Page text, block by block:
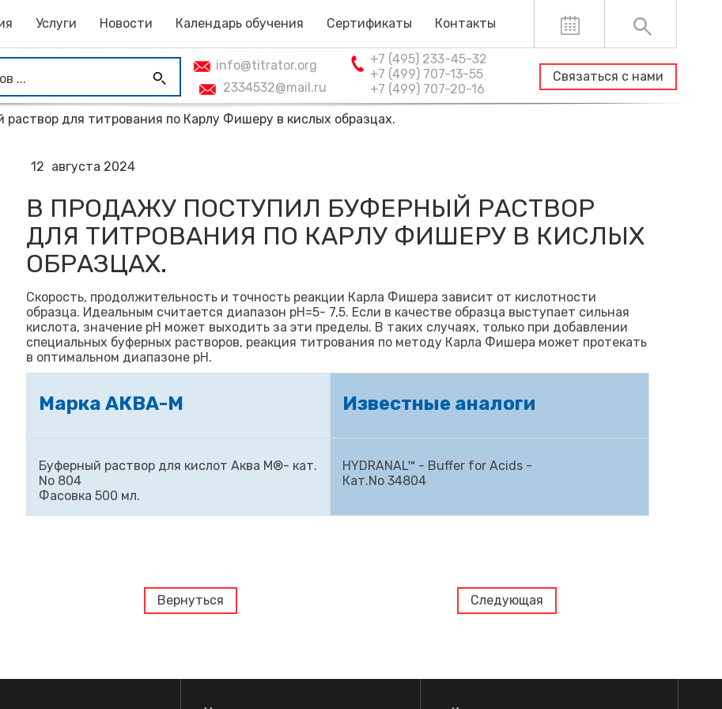
info@titrator.org
+7 (495) 233-45-32
+7 (499) 707-13-55
+7 (499) 707-20-16
2334532@mail.ru
Связаться с нами
Услуги Новости Календарь обучения Сертификаты Контакты
для титрования по Карлу Фишеру в кислых образцах.
12 августа 2024
В ПРОДАЖУ ПОСТУПИЛ БУФЕРНЫЙ РАСТВОР
ДЛЯ ТИТРОВАНИЯ ПО КАРЛУ ФИШЕРУ В КИСЛЫХ
ОБРАЗЦАХ.
Скорость, продолжительность и точность реакции Карла Фишера зависит от кислотности
образца. Идеальным считается диапазон рН=5- 7,5. Если в качестве образца выступает сильная
кислота, значение pH может выходить за эти пределы. В таких случаях, только при добавлении
специальных буферных растворов, реакция титрования по методу Карла Фишера может протекать
в оптимальном диапазоне pH.
Марка АКВА-М Известные аналоги
Буферный раствор для кислот Аква М®- кат.
No 804
Фасовка 500 мл.
HYDRANAL™ - Buffer for Acids -
Кат.No 34804
Вернуться Следующая